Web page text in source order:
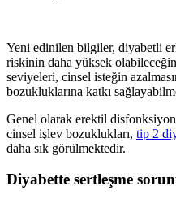
Yeni edinilen bilgiler, diyabetli
riskinin daha yüksek
seviyeleri, cinsel isteğin
bozukluklarına katkı
Genel olarak erektil
cinsel işlev bozuklukları, tip 2
daha sık görülmektedir.
Diyabette sertleşme